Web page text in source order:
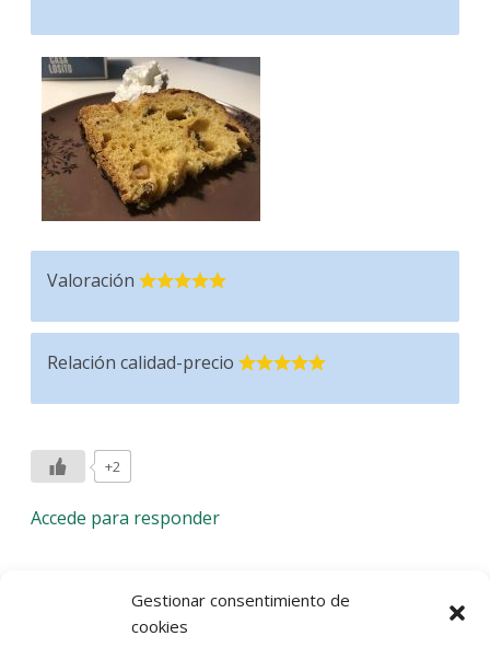
Gestionar consentimiento de
cookies
Valoración
Relación calidad-precio
+2
Accede para responder
Deja una respuesta